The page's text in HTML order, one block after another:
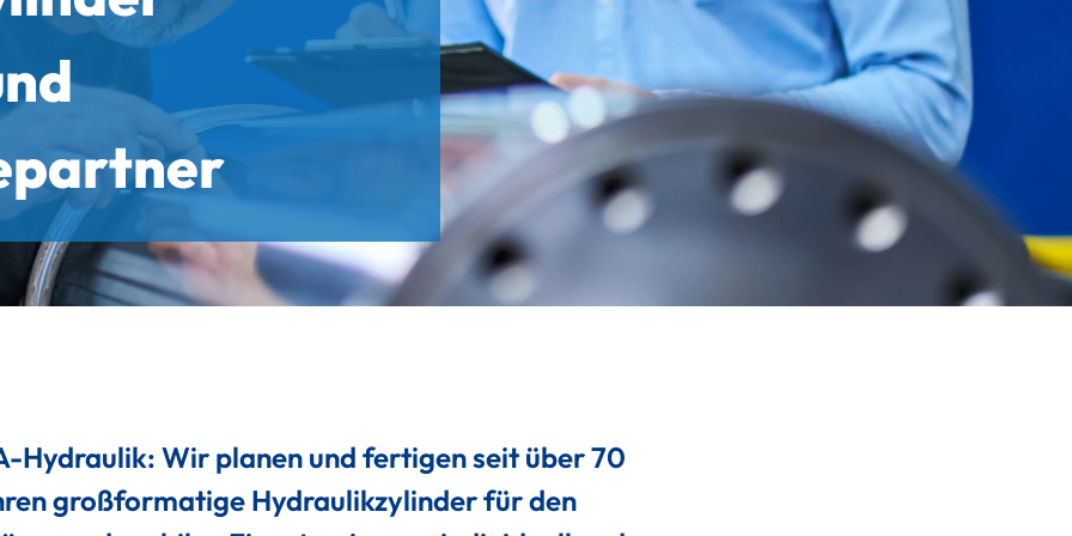
ACONA
Hydraulik: Wir planen und fertigen seit über 70
großformatige Hydraulikzylinder für den